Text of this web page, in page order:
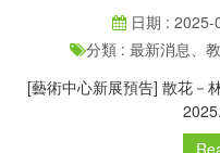
日期 : 2025-
分類 : 最新消息、教
[藝術中心新展預告] 散花－